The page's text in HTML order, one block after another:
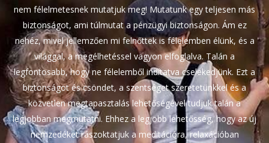
nem félelmetesnek mutatjuk meg! Mutatunk egy teljesen más
biztonságot, ami túlmutat a pénzügyi biztonságon. Ám ez
nehéz, mivel jellemzően mi felnőttek is félelemben élünk, és a
világgal, a megélhetéssel vagyon elfoglalva. Talán a
legfontosabb, hogy ne félelemből indítatva cselekedjünk. Ezt a
biztonságot és csöndet, a szentséget szeretetünkkel és a
közvetlen megtapasztalás lehetőségével tudjuk talán a
legjobban megmutatni. Ehhez a legjobb lehetősség, hogy az új
nemzedéket rászoktatjuk a meditációra, relaxációban